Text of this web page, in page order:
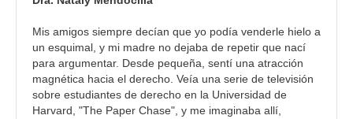
k
Mis amigos siempre decían que yo podía venderle hielo a
un esquimal, y mi madre no dejaba de repetir que nací
para argumentar. Desde pequeña, sentí una atracción
magnética hacia el derecho. Veía una serie de televisión
sobre estudiantes de derecho en la Universidad de
Harvard, "The Paper Chase", y me imaginaba allí,